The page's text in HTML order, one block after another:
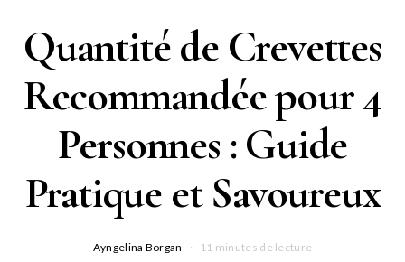
Quantité de Crevettes
Recommandée pour 4
Personnes : Guide
Pratique et Savoureux
Ayngelina Borgan 11 minutes de lecture